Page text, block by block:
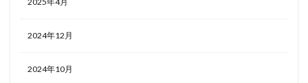
2024年12月
2024年10月